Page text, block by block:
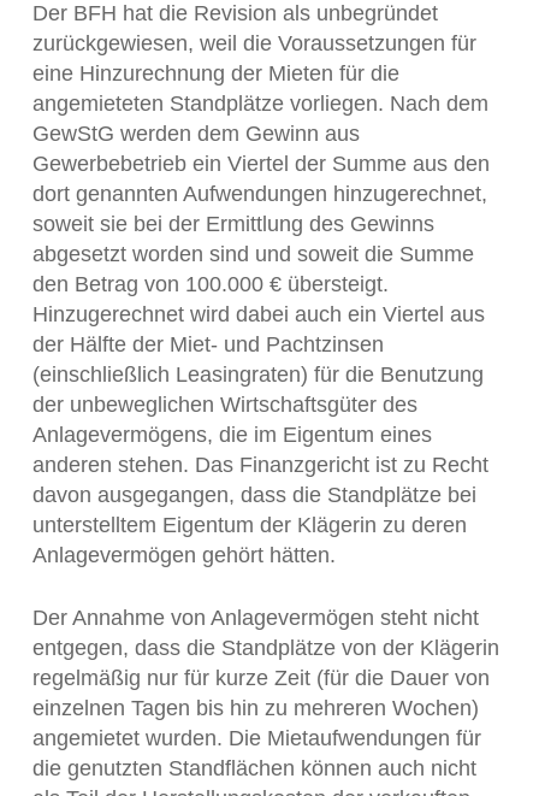
Der BFH hat die Revision als unbegründet
zurückgewiesen, weil die Voraussetzungen für
eine Hinzurechnung der Mieten für die
angemieteten Standplätze vorliegen. Nach dem
GewStG werden dem Gewinn aus
Gewerbebetrieb ein Viertel der Summe aus den
dort genannten Aufwendungen hinzugerechnet,
soweit sie bei der Ermittlung des Gewinns
abgesetzt worden sind und soweit die Summe
den Betrag von 100.000 € übersteigt.
Hinzugerechnet wird dabei auch ein Viertel aus
der Hälfte der Miet- und Pachtzinsen
(einschließlich Leasingraten) für die Benutzung
der unbeweglichen Wirtschaftsgüter des
Anlagevermögens, die im Eigentum eines
anderen stehen. Das Finanzgericht ist zu Recht
davon ausgegangen, dass die Standplätze bei
unterstelltem Eigentum der Klägerin zu deren
Anlagevermögen gehört hätten.
Der Annahme von Anlagevermögen steht nicht
entgegen, dass die Standplätze von der Klägerin
regelmäßig nur für kurze Zeit (für die Dauer von
einzelnen Tagen bis hin zu mehreren Wochen)
angemietet wurden. Die Mietaufwendungen für
die genutzten Standflächen können auch nicht